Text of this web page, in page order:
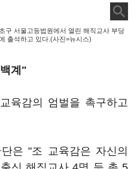
구 서울고등법원에서 열린 해직교사 부당
출석하고 있다.(사진=뉴시스)
계"
육감의 엄벌을 촉구하고
은 "조 교육감은 자신의